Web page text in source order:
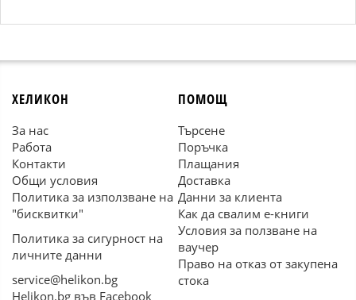
ХЕЛИКОН
За нас
Работа
Контакти
Общи условия
Политика за използване на
"бисквитки"
Политика за сигурност на
личните данни
service@helikon.bg
Helikon.bg във Facebook
ПОМОЩ
Търсене
Поръчка
Плащания
Доставка
Данни за клиента
Как да свалим е-книги
Условия за ползване на
ваучер
Право на отказ от закупена
стока